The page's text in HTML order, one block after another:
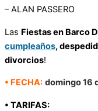
– ALAN PASSERO
Las Fiestas en Barco
cumpleaños,
divorcios!
• FECHA: domingo 16
• TARIFAS: